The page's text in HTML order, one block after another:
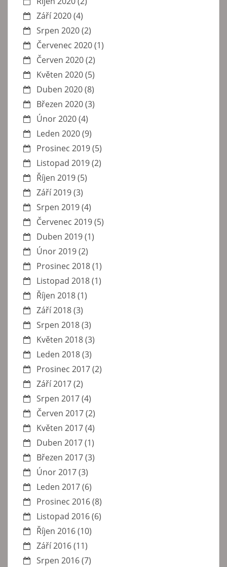
Září 2020(4)
Srpen 2020(2)
Červenec 2020(1)
Červen 2020(2)
Květen 2020(5)
Duben 2020(8)
Březen 2020(3)
Únor 2020(4)
Leden 2020(9)
Prosinec 2019(5)
Listopad 2019(2)
Říjen 2019(5)
Září 2019(3)
Srpen 2019(4)
Červenec 2019(5)
Duben 2019(1)
Únor 2019(2)
Prosinec 2018(1)
Listopad 2018(1)
Říjen 2018(1)
Září 2018(3)
Srpen 2018(3)
Květen 2018(3)
Leden 2018(3)
Prosinec 2017(2)
Září 2017(2)
Srpen 2017(4)
Červen 2017(2)
Květen 2017(4)
Duben 2017(1)
Březen 2017(3)
Únor 2017(3)
Leden 2017(6)
Prosinec 2016(8)
Listopad 2016(6)
Říjen 2016(10)
Září 2016(11)
Srpen 2016(7)